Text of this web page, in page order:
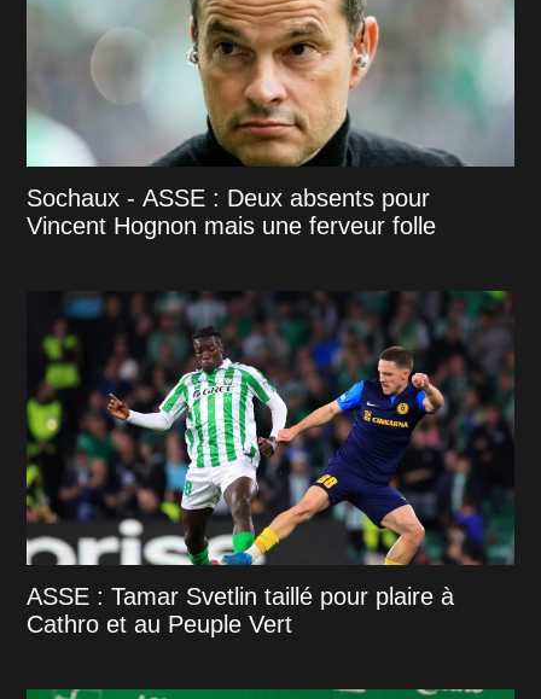
Sochaux - ASSE : Deux absents pour
Vincent Hognon mais une ferveur folle
ASSE : Tamar Svetlin taillé pour plaire à
Cathro et au Peuple Vert